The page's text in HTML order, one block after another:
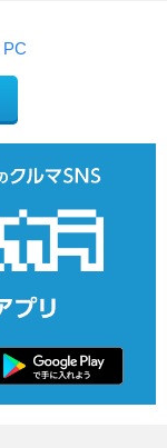
PC